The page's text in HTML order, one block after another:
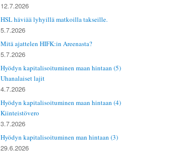
12.7.2026
HSL häviää lyhyillä matkoilla takseille.
5.7.2026
Mitä ajattelen HIFK:in Areenasta?
5.7.2026
Hyödyn kapitalisoituminen maan hintaan (5)
Uhanalaiset lajit
4.7.2026
Hyödyn kapitalisoituminen maan hintaan (4)
Kiinteistövero
3.7.2026
Hyödyn kapitalisoituminen man hintaan (3)
29.6.2026